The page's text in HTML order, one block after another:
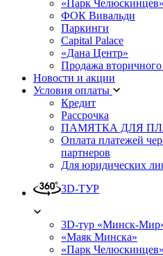
«Парк Челюскинцев»
ФОК Вивальди
Паркинги
Capital Palace
«Дана Центр»
Продажа
Новости и акции
Условия оплаты
Кредит
Рассрочка
ПАМЯТКА ДЛЯ
Оплата платежей
партнеров
Для юридических
3D-ТУР
3D-тур «Минск-
«Маяк Минска»
«Парк Челюскинцев»